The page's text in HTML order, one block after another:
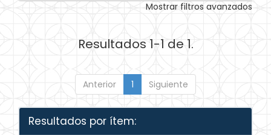
Mostrar filtros avanzados
Resultados 1-1 de 1.
Anterior 1 Siguiente
Resultados por ítem: